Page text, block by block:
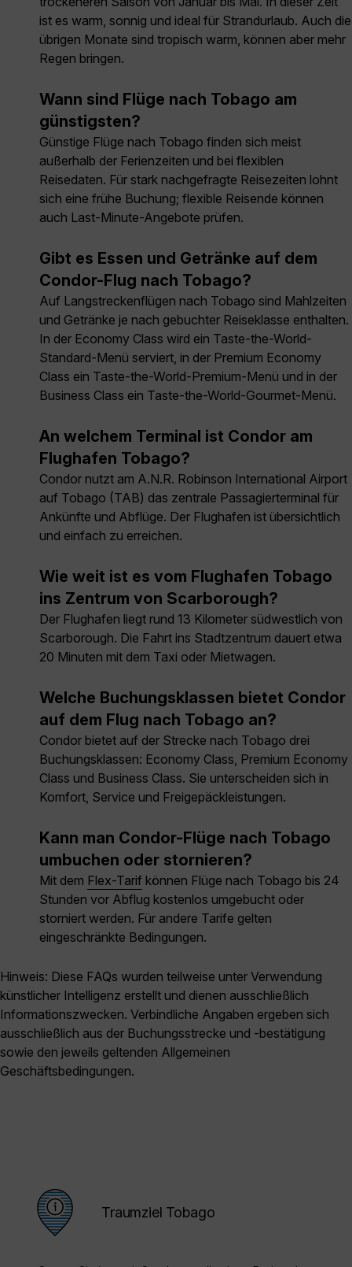
ist es warm, sonnig und ideal für Strandurlaub. Auch die
übrigen Monate sind tropisch warm, können aber mehr
Regen bringen.
Wann sind Flüge nach Tobago am
günstigsten?
Günstige Flüge nach Tobago finden sich meist
außerhalb der Ferienzeiten und bei flexiblen
Reisedaten. Für stark nachgefragte Reisezeiten lohnt
sich eine frühe Buchung; flexible Reisende können
auch Last-Minute-Angebote prüfen.
Gibt es Essen und Getränke auf dem
Condor-Flug nach Tobago?
Auf Langstreckenflügen nach Tobago sind Mahlzeiten
und Getränke je nach gebuchter Reiseklasse enthalten.
In der Economy Class wird ein Taste-the-World-
Standard-Menü serviert, in der Premium Economy
Class ein Taste-the-World-Premium-Menü und in der
Business Class ein Taste-the-World-Gourmet-Menü.
An welchem Terminal ist Condor am
Flughafen Tobago?
Condor nutzt am A.N.R. Robinson International Airport
auf Tobago (TAB) das zentrale Passagierterminal für
Ankünfte und Abflüge. Der Flughafen ist übersichtlich
und einfach zu erreichen.
Wie weit ist es vom Flughafen Tobago
ins Zentrum von Scarborough?
Der Flughafen liegt rund 13 Kilometer südwestlich von
Scarborough. Die Fahrt ins Stadtzentrum dauert etwa
20 Minuten mit dem Taxi oder Mietwagen.
Welche Buchungsklassen bietet Condor
auf dem Flug nach Tobago an?
Condor bietet auf der Strecke nach Tobago drei
Buchungsklassen: Economy Class, Premium Economy
Class und Business Class. Sie unterscheiden sich in
Komfort, Service und Freigepäckleistungen.
Kann man Condor-Flüge nach Tobago
umbuchen oder stornieren?
Mit dem Flex-Tarif können Flüge nach Tobago bis 24
Stunden vor Abflug kostenlos umgebucht oder
storniert werden. Für andere Tarife gelten
eingeschränkte Bedingungen.
Hinweis: Diese FAQs wurden teilweise unter Verwendung
künstlicher Intelligenz erstellt und dienen ausschließlich
Informationszwecken. Verbindliche Angaben ergeben sich
ausschließlich aus der Buchungsstrecke und -bestätigung
sowie den jeweils geltenden Allgemeinen
Geschäftsbedingungen.
Traumziel Tobago